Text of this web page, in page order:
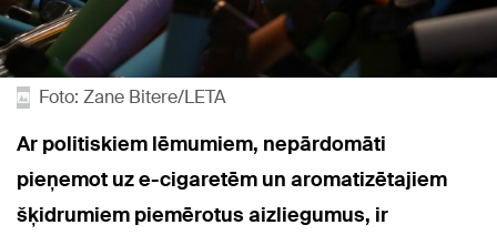
Foto: Zane Bitere/LETA
Ar politiskiem lēmumiem, nepārdomāti
pieņemot uz e-cigaretēm un aromatizētajiem
šķidrumiem piemērotus aizliegumus, ir